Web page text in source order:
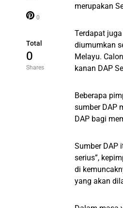
Total
0
Shares
0
merupakan
Terdapat
diumumkan
Melayu.
kanan DAP
Beberapa
sumber DAP
DAP bagi
Sumber DAP
serius”,
di
yang akan